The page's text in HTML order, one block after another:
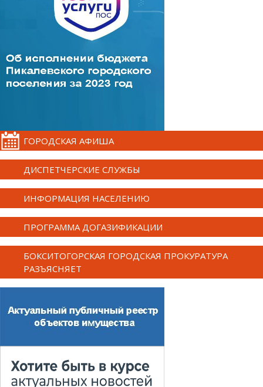
ГОРОДСКАЯ АФИША
ДИСПЕТЧЕРСКИЕ СЛУЖБЫ
ИНФОРМАЦИЯ НАСЕЛЕНИЮ
ПРОГРАММА ДОГАЗИФИКАЦИИ
БОКСИТОГОРСКАЯ ГОРОДСКАЯ ПРОКУРАТУРА
РАЗЪЯСНЯЕТ